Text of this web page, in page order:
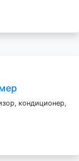
кондиционер,